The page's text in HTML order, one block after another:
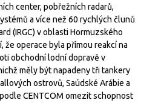
center, pobřežních radarů,
a více než 60 rychlých člunů
(IRGC) v oblasti Hormuzského
že operace byla přímou reakcí na
obchodní lodní dopravě v
měly být napadeny tři tankery
ostrovů, Saúdské Arábie a
CENTCOM omezit schopnost